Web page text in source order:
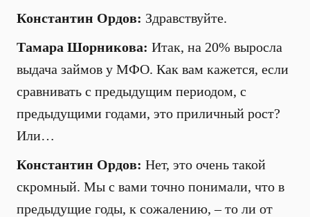
Константин Ордов: Здравствуйте.
Тамара Шорникова: Итак, на 20% выросла
выдача займов у МФО. Как вам кажется, если
сравнивать с предыдущим периодом, с
предыдущими годами, это приличный рост?
Или…
Константин Ордов: Нет, это очень такой
скромный. Мы с вами точно понимали, что в
предыдущие годы, к сожалению, – то ли от